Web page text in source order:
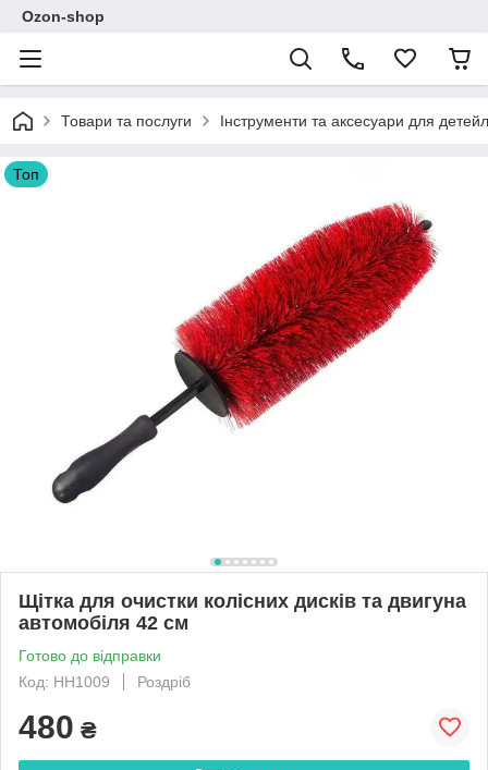
Ozon-shop
Товари та послуги Інструменти та аксесуари для
Топ
Щітка для очистки колісних дисків та двигуна
автомобіля 42 см
Готово до відправки
Код: HH1009
Роздріб
480 ₴